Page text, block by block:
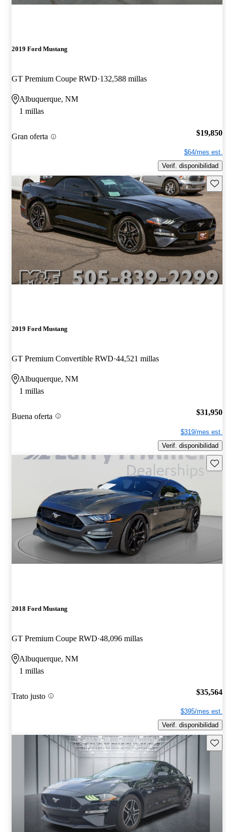
2019 Ford Mustang
GT Premium Coupe RWD 132,588 millas
Albuquerque, NM
1 millas
Gran oferta $19,850
$64/mes est.
Verif. disponibilidad
2019 Ford Mustang
GT Premium Convertible RWD 44,521 millas
Albuquerque, NM
1 millas
Buena oferta $31,950
$319/mes est.
Verif. disponibilidad
2018 Ford Mustang
GT Premium Coupe RWD 48,096 millas
Albuquerque, NM
1 millas
Trato justo $35,564
$395/mes est.
Verif. disponibilidad